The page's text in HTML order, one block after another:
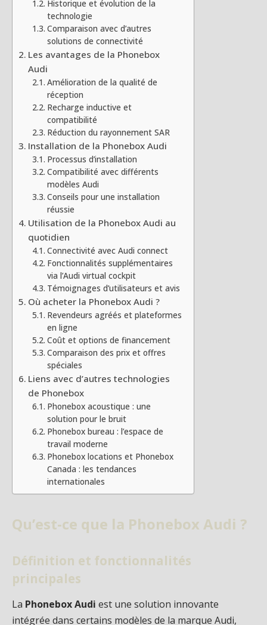
Historique et évolution de la
technologie
Comparaison avec d’autres
solutions de connectivité
Les avantages de la Phonebox
Audi
Amélioration de la qualité de
réception
Recharge inductive et
compatibilité
Réduction du rayonnement SAR
Installation de la Phonebox Audi
Processus d’installation
Compatibilité avec différents
modèles Audi
Conseils pour une installation
réussie
Utilisation de la Phonebox Audi au
quotidien
Connectivité avec Audi connect
Fonctionnalités supplémentaires
via l’Audi virtual cockpit
Témoignages d’utilisateurs et avis
Où acheter la Phonebox Audi ?
Revendeurs agréés et plateformes
en ligne
Coût et options de financement
Comparaison des prix et offres
spéciales
Liens avec d’autres technologies
de Phonebox
Phonebox acoustique : une
solution pour le bruit
Phonebox bureau : l’espace de
travail moderne
Phonebox locations et Phonebox
Canada : les tendances
internationales
Qu’est-ce que la Phonebox Audi ?
Définition et fonctionnalités
principales
La Phonebox Audi est une solution innovante
intégrée dans certains modèles de la marque Audi,